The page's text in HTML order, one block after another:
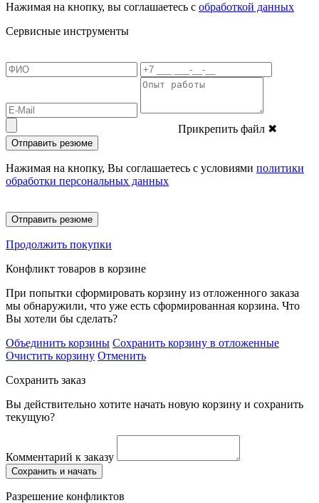
Нажимая на кнопку, вы соглашаетесь с обработкой данных
Сервисные инструменты
Прикрепить файл ✖
Отправить резюме
Нажимая на кнопку, Вы соглашаетесь с условиями политики
обработки персональных данных
Отправить резюме
Продолжить покупки
Конфликт товаров в корзине
При попытки сформировать корзину из отложенного заказа
мы обнаружили, что уже есть сформированная корзина. Что
Вы хотели бы сделать?
Объединить корзины Сохранить корзину в отложенные
Очистить корзину Отменить
Сохранить заказ
Вы действительно хотите начать новую корзину и сохранить
текущую?
Комментарий к заказу
Сохранить и начать
Разрешение конфликтов